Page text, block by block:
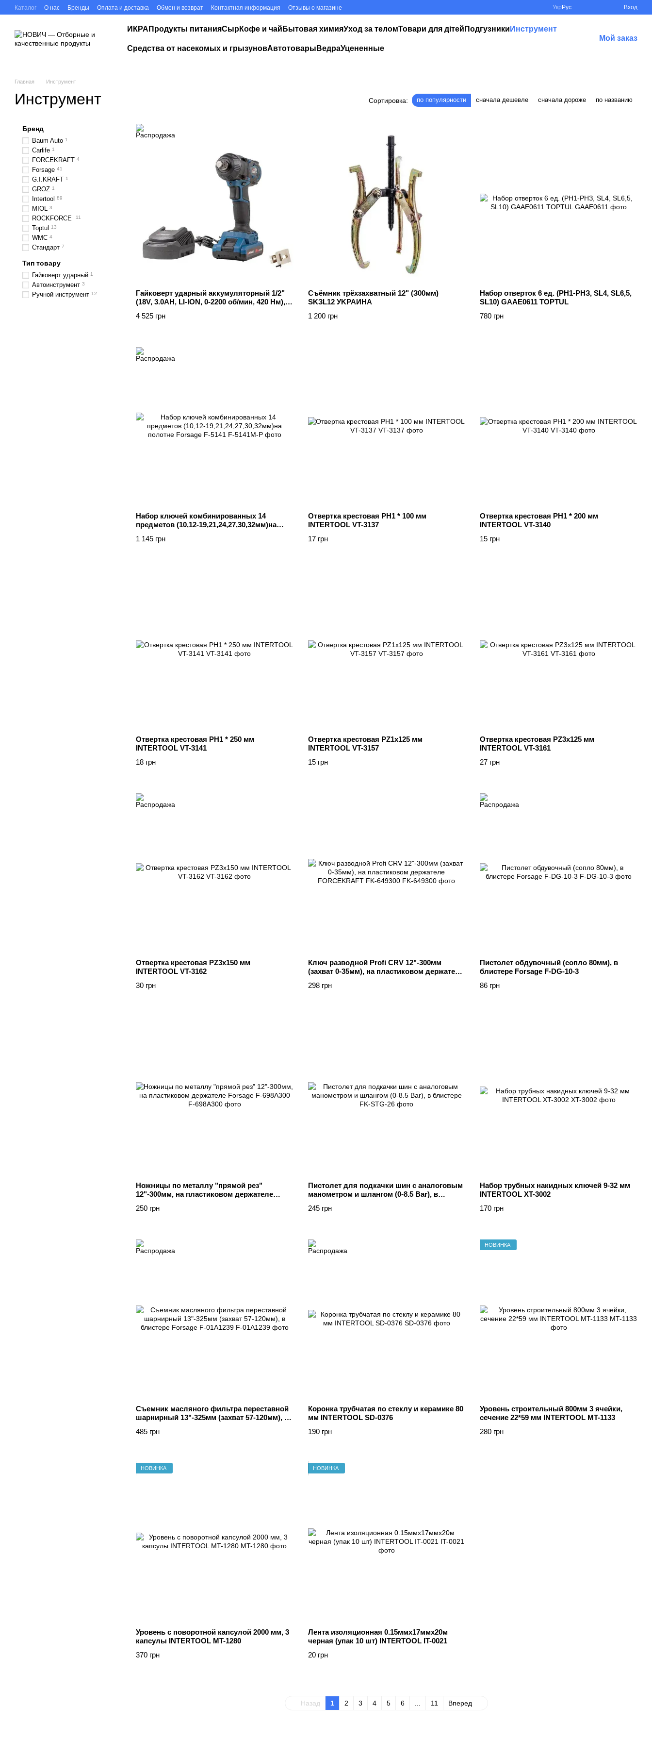
Перейти к основному контенту
Каталог О нас Бренды Оплата и доставка Обмен и возврат Контактная информация Отзывы о магазине Укр Рус Вход
ИКРА Продукты питанияСырКофе и чай Бытовая химияУход за теломТовари для дітей Подгузники Инструмент
Средства от насекомых и грызуновАвтотовары ВедраУцененные
Мой заказ
Главная Инструмент
Инструмент Сортировка: по популярности сначала дешевле сначала дороже по названию
Гайковерт ударный аккумуляторный 1/2"
(18V, 3.0AH, LI-ION, 0-2200 об/мин, 420 Нм), в
4 525 грн
Cъёмник тpёxзaxвaтный 12" (З00мм)
SKЗL12 УKPAИHA
1 200 грн
Haбop oтвepтoк 6 eд. (PH1-PHЗ, SL4, SL6,5,
SL10) GAAE0611 TOPTUL
780 грн
Набор ключей комбинированных 14
предметов (10,12-19,21,24,27,30,32мм)на
1 145 грн
Отвертка крестовая PH1 * 100 мм
INTERTOOL VT-3137
17 грн
Отвертка крестовая PH1 * 200 мм
INTERTOOL VT-3140
15 грн
Отвертка крестовая PH1 * 250 мм
INTERTOOL VT-3141
18 грн
Отвертка крестовая PZ1x125 мм
INTERTOOL VT-3157
15 грн
Отвертка крестовая PZ3x125 мм
INTERTOOL VT-3161
27 грн
Отвертка крестовая PZ3x150 мм
INTERTOOL VT-3162
30 грн
Ключ разводной Profi CRV 12"-300мм
(захват 0-35мм), на пластиковом держателе
298 грн
Пистолет обдувочный (сопло 80мм), в
блистере Forsage F-DG-10-3
86 грн
Ножницы по металлу "прямой рез"
12"-300мм, на пластиковом держателе
250 грн
Пистолет для подкачки шин с аналоговым
манометром и шлангом (0-8.5 Bar), в
245 грн
Набор трубных накидных ключей 9-32 мм
INTERTOOL XT-3002
170 грн
Съемник масляного фильтра переставной
шарнирный 13"-325мм (захват 57-120мм), в
485 грн
Коронка трубчатая по стеклу и керамике 80
мм INTERTOOL SD-0376
190 грн
НОВИНКА
Уровень строительный 800мм 3 ячейки,
сечение 22*59 мм INTERTOOL MT-1133
280 грн
НОВИНКА
Уровень с поворотной капсулой 2000 мм, 3
капсулы INTERTOOL MT-1280
370 грн
НОВИНКА
Лента изоляционная 0.15ммx17ммx20м
черная (упак 10 шт) INTERTOOL IT-0021
20 грн
Назад 1 2 3 4 5 6 11 Вперед
Бренд
Baum Auto 1
Carlife 1
FORCEKRAFT 4
Forsage 41
G.I.KRAFT 1
GROZ 1
Intertool 89
MIOL 3
ROCKFORCE 11
Toptul 13
WMC 4
Стандарт 7
Тип товару
Гайковерт ударный 1
Автоинструмент 3
Ручной инструмент 12